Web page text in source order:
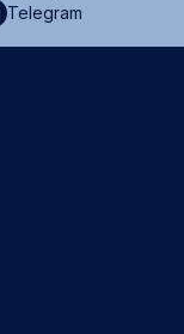
Telegram